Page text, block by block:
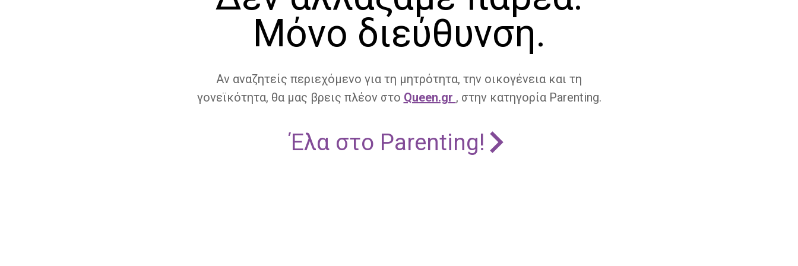
Μόνο διεύθυνση.
Αν αναζητείς περιεχόμενο για τη μητρότητα, την οικογένεια και τη
γονεϊκότητα, θα μας βρεις πλέον στο Queen.gr , στην κατηγορία Parenting.
Έλα στο Parenting!